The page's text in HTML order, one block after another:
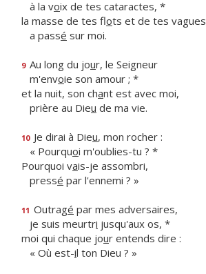
à la voix de tes cataractes, *
la masse de tes flots et de tes vagues
a passé sur moi.
9 Au long du jour, le Seigneur
m'envoie son amour ; *
et la nuit, son chant est avec moi,
prière au Dieu de ma vie.
10 Je dirai à Dieu, mon rocher :
« Pourquoi m'oublies-tu ? *
Pourquoi vais-je assombri,
pressé par l'ennemi ? »
11 Outragé par mes adversaires,
je suis meurtri jusqu'aux os, *
moi qui chaque jour entends dire :
« Où est-il ton Dieu ? »